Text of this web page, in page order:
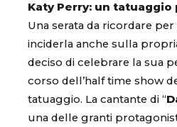
Katy Perry: un tatuaggio
Una serata da ricordare
inciderla anche sulla
deciso di celebrare la sua
corso dell’half time show
tatuaggio. La cantante di “
una delle granti